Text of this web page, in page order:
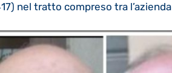
nel tratto compreso tra